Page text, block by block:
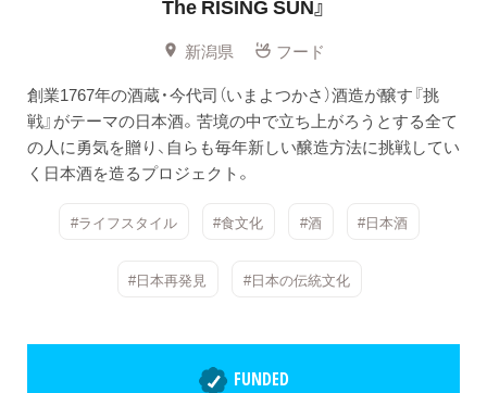
The RISING SUN』
新潟県
フード
創業1767年の酒蔵・今代司（いまよつかさ）酒造が醸す『挑
戦』がテーマの日本酒。苦境の中で立ち上がろうとする全て
の人に勇気を贈り、自らも毎年新しい醸造方法に挑戦してい
く日本酒を造るプロジェクト。
#ライフスタイル #食文化 #酒 #日本酒
#日本再発見 #日本の伝統文化
FUNDED